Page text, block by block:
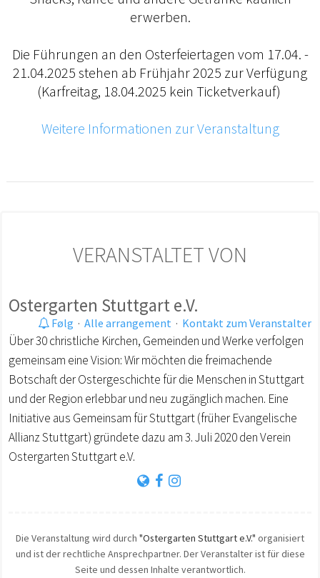
erwerben.
Die Führungen an den Osterfeiertagen vom 17.04. -
21.04.2025 stehen ab Frühjahr 2025 zur Verfügung
(Karfreitag, 18.04.2025 kein Ticketverkauf)
Weitere Informationen zur Veranstaltung
VERANSTALTET VON
Ostergarten Stuttgart e.V.
Følg · Alle arrangement · Kontakt zum Veranstalter
Über 30 christliche Kirchen, Gemeinden und Werke verfolgen
gemeinsam eine Vision: Wir möchten die freimachende
Botschaft der Ostergeschichte für die Menschen in Stuttgart
und der Region erlebbar und neu zugänglich machen. Eine
Initiative aus Gemeinsam für Stuttgart (früher Evangelische
Allianz Stuttgart) gründete dazu am 3. Juli 2020 den Verein
Ostergarten Stuttgart e.V.
Die Veranstaltung wird durch "Ostergarten Stuttgart e.V." organisiert
und ist der rechtliche Ansprechpartner. Der Veranstalter ist für diese
Seite und dessen Inhalte verantwortlich.